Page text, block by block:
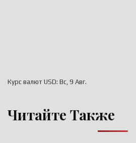
Курс валют USD: Вс, 9 Авг.
Читайте Также